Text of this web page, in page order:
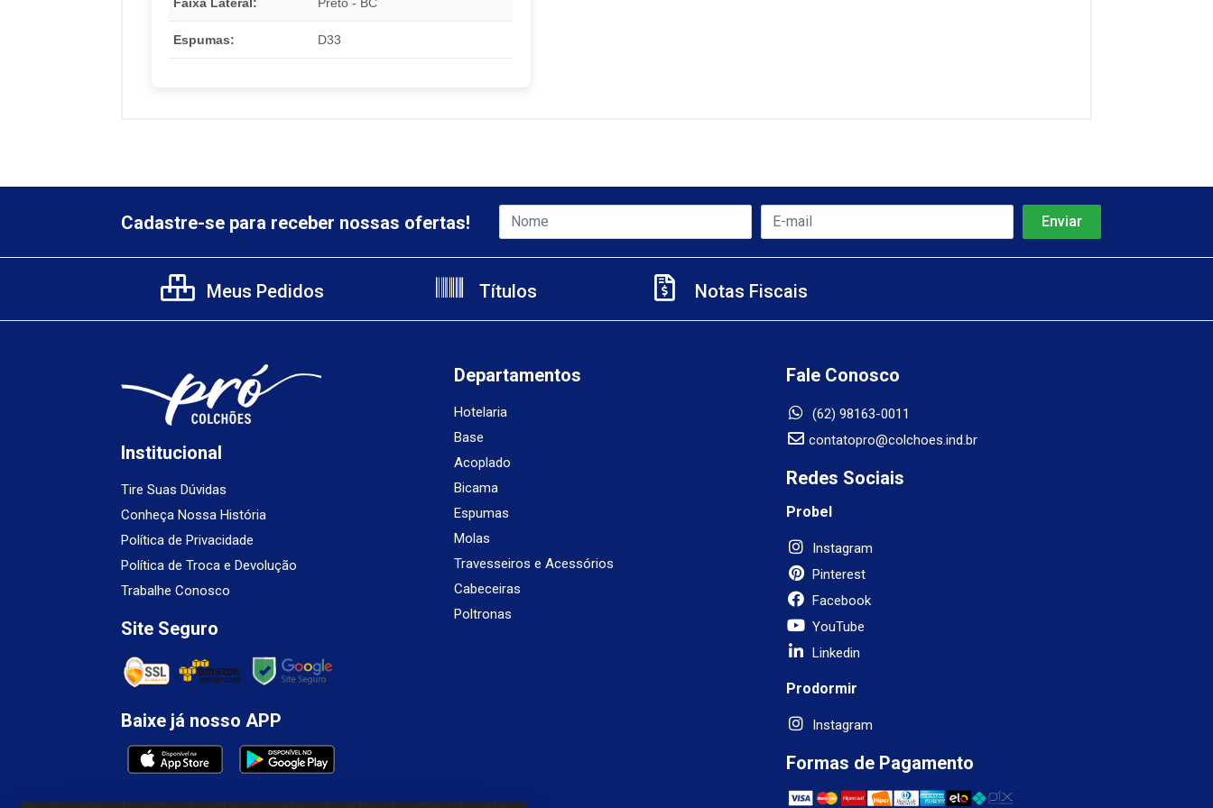
Espumas: D33
Cadastre-se para receber nossas ofertas!
Meus Pedidos Títulos Notas Fiscais
Institucional
Tire Suas Dúvidas
Conheça Nossa História
Política de Privacidade
Política de Troca e Devolução
Trabalhe Conosco
Site Seguro
Baixe já nosso APP
Departamentos
Hotelaria
Base
Acoplado
Bicama
Espumas
Molas
Travesseiros e Acessórios
Cabeceiras
Poltronas
Fale Conosco
(62) 98163-0011
contatopro@colchoes.ind.br
Redes Sociais
Probel
Instagram
Pinterest
Facebook
YouTube
Linkedin
Prodormir
Instagram
Formas de Pagamento